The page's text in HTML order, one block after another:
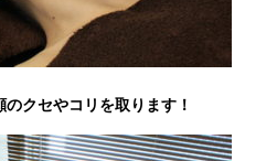
クセやコリを取ります！